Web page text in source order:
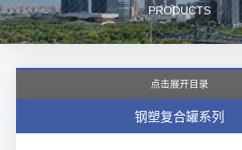
PRODUCTS
点击展开目录
钢塑复合罐系列